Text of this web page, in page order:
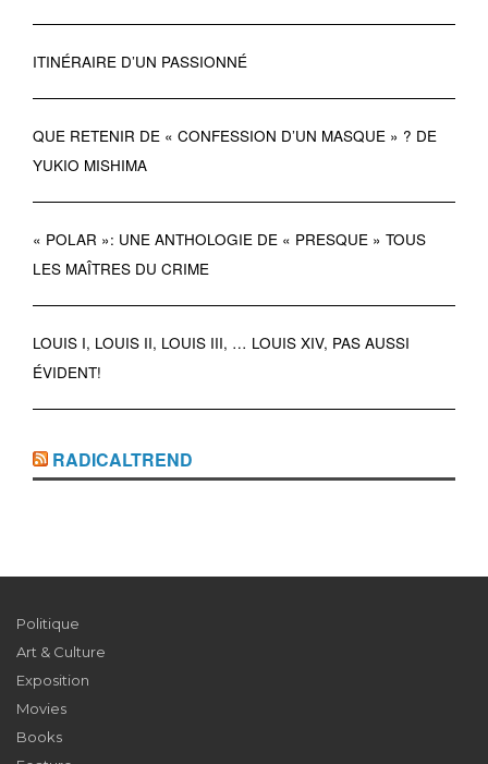
ITINÉRAIRE D’UN PASSIONNÉ
QUE RETENIR DE « CONFESSION D’UN MASQUE » ? DE
YUKIO MISHIMA
« POLAR »: UNE ANTHOLOGIE DE « PRESQUE » TOUS
LES MAÎTRES DU CRIME
LOUIS I, LOUIS II, LOUIS III, … LOUIS XIV, PAS AUSSI
ÉVIDENT!
RADICALTREND
Politique
Art & Culture
Exposition
Movies
Books